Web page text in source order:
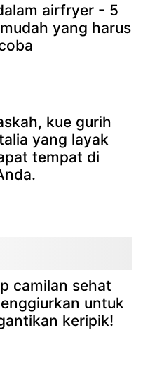
airfryer - 5
yang harus
kue gurih
yang layak
tempat di
camilan sehat
untuk
keripik!